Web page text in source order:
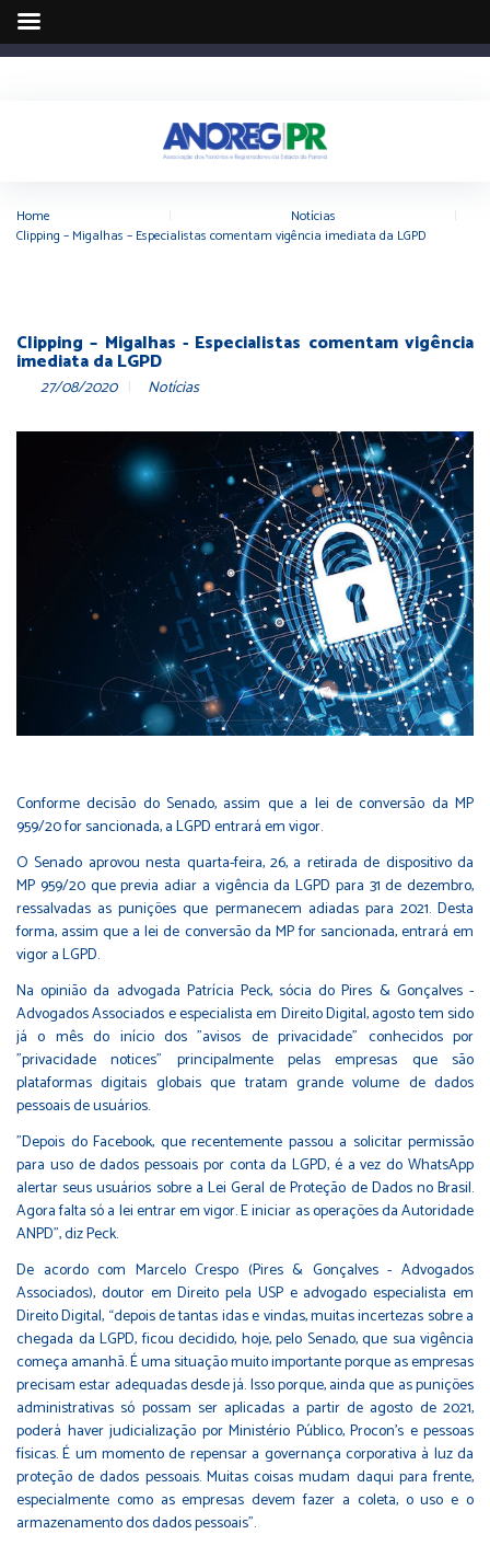
Home Notícias
Clipping – Migalhas – Especialistas comentam vigência imediata da LGPD
Clipping – Migalhas - Especialistas comentam vigência
imediata da LGPD
27/08/2020 Notícias
Conforme decisão do Senado, assim que a lei de conversão da MP
959/20 for sancionada, a LGPD entrará em vigor.
O Senado aprovou nesta quarta-feira, 26, a retirada de dispositivo da
MP 959/20que previa adiar a vigência da LGPD para 31 de dezembro,
ressalvadas as punições que permanecem adiadas para 2021. Desta
forma, assim que a lei de conversão da MP for sancionada, entrará em
vigor a LGPD.
Na opinião da advogada Patrícia Peck, sócia do Pires & Gonçalves -
Advogados Associados e especialista em Direito Digital, agosto tem sido
já o mês do início dos "avisos de privacidade" conhecidos por
"privacidade notices" principalmente pelas empresas que são
plataformas digitais globais que tratam grande volume de dados
pessoais de usuários.
”Depois do Facebook, que recentemente passou a solicitar permissão
para uso de dados pessoais por conta da LGPD, é a vez do WhatsApp
alertar seus usuários sobre a Lei Geral de Proteção de Dados no Brasil.
Agora falta só a lei entrar em vigor. E iniciar as operações da Autoridade
ANPD”, diz Peck.
De acordo com Marcelo Crespo (Pires & Gonçalves - Advogados
Associados), doutor em Direito pela USP e advogado especialista em
Direito Digital, “depois de tantas idas e vindas, muitas incertezas sobre a
chegada da LGPD, ficou decidido, hoje, pelo Senado, que sua vigência
começa amanhã. É uma situação muito importante porque as empresas
precisam estar adequadas desde já. Isso porque, ainda que as punições
administrativas só possam ser aplicadas a partir de agosto de 2021,
poderá haver judicialização por Ministério Público, Procon's e pessoas
físicas. É um momento de repensar a governança corporativa à luz da
proteção de dados pessoais. Muitas coisas mudam daqui para frente,
especialmente como as empresas devem fazer a coleta, o uso e o
armazenamento dos dados pessoais”.